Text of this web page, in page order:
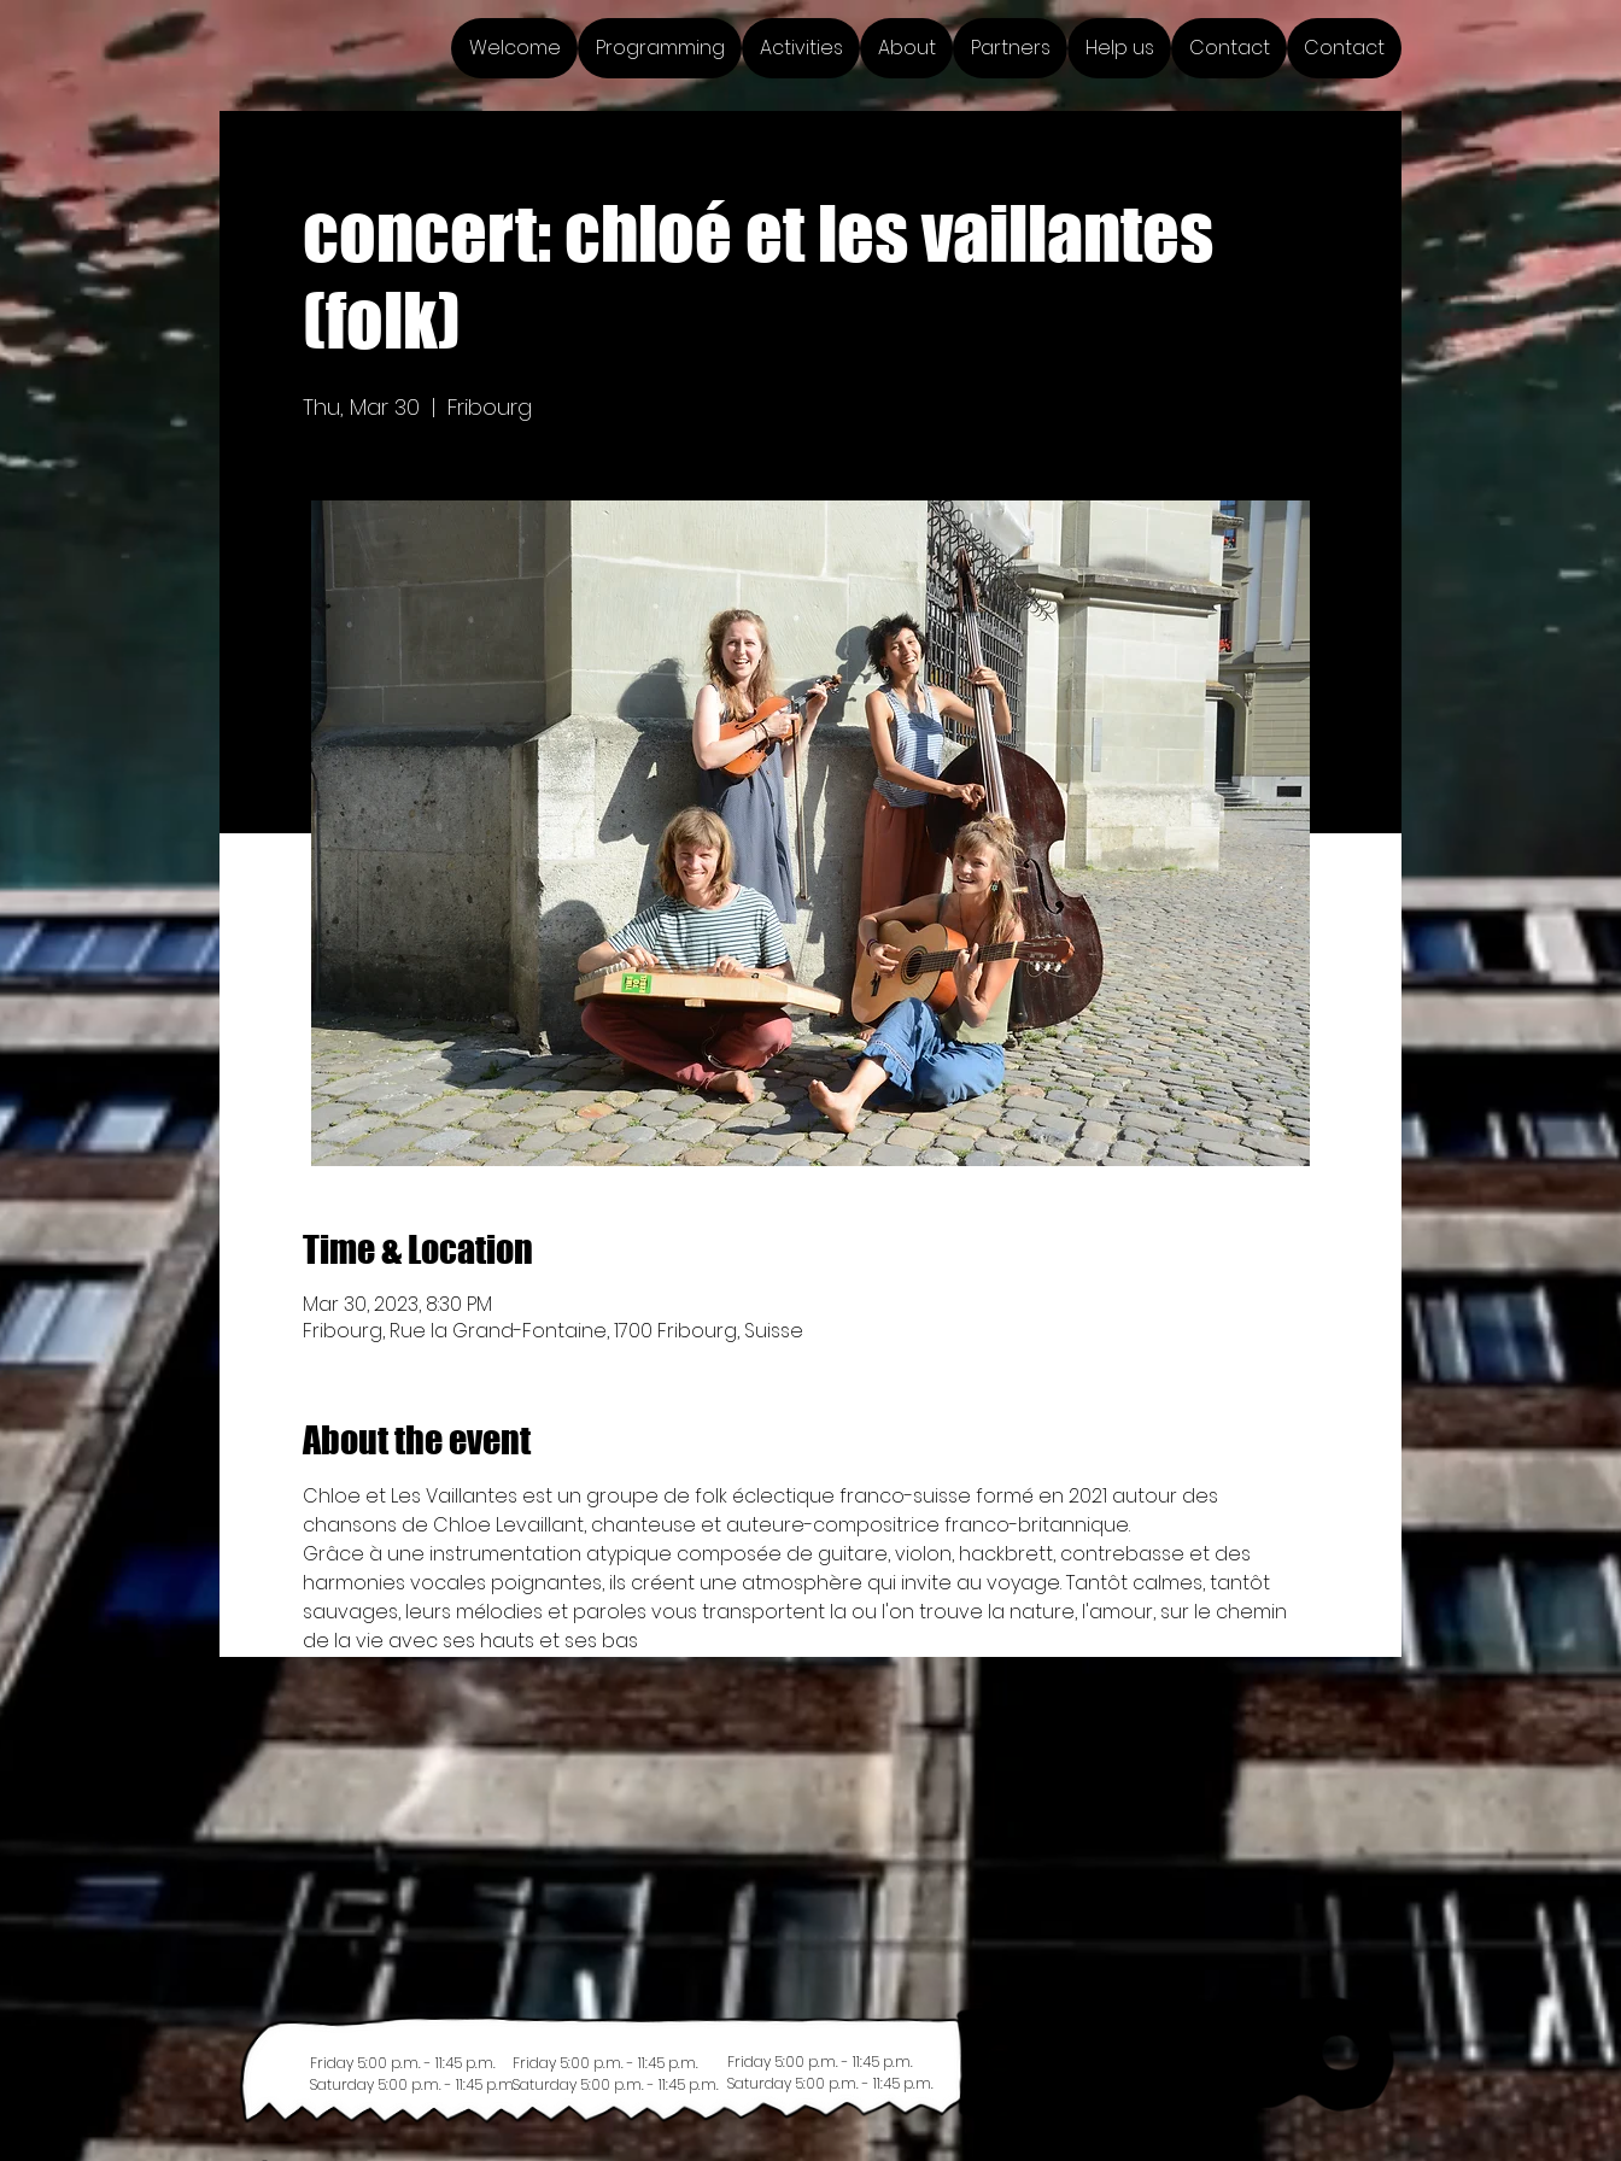
Welcome Programming Activities About Partners Help us Contact Contact
concert: chloé et les vaillantes
(folk)
Thu, Mar 30
  |
Fribourg
Time & Location
Mar 30, 2023, 8:30 PM
Fribourg, Rue la Grand-Fontaine, 1700 Fribourg, Suisse
About the event
Chloe et Les Vaillantes est un groupe de folk éclectique franco-suisse formé en 2021 autour des
chansons de Chloe Levaillant, chanteuse et auteure-compositrice franco-britannique.
Grâce à une instrumentation atypique composée de guitare, violon, hackbrett, contrebasse et des
harmonies vocales poignantes, ils créent une atmosphère qui invite au voyage. Tantôt calmes, tantôt
sauvages, leurs mélodies et paroles vous transportent la ou l'on trouve la nature, l'amour, sur le chemin
de la vie avec ses hauts et ses bas
Friday 5:00 p.m. - 11:45 p.m.
Saturday 5:00 p.m. - 11:45 p.m.
Friday 5:00 p.m. - 11:45 p.m.
Saturday 5:00 p.m. - 11:45 p.m.
Friday 5:00 p.m. - 11:45 p.m.
Saturday 5:00 p.m. - 11:45 p.m.